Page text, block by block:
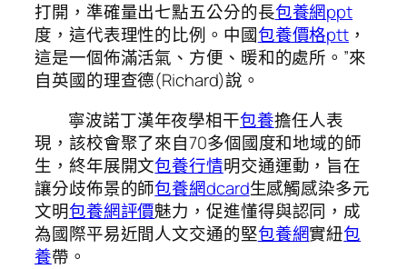
打開，準確量出七點五公分的長包養網ppt
度，這代表理性的比例。中國包養價格ptt ，
這是一個佈滿活氣、方便、暖和的處所。”來
自英國的理查德(Richard)說。
寧波諾丁漢年夜學相干包養擔任人表
現，該校會聚了來自70多個國度和地域的師
生，終年展開文包養行情明交通運動，旨在
讓分歧佈景的師包養網dcard生感觸感染多元
文明包養網評價魅力，促進懂得與認同，成
為國際平易近間人文交通的堅包養網實紐包
養帶。